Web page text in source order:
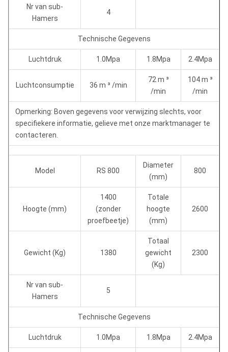
voor specifiekere informatie, gelieve met onze
marktmanager te contacteren.
Nr van sub-
Hamers
4
Technische Gegevens
Luchtdruk 1.0Mpa 1.8Mpa 2.4Mpa
Luchtconsumptie 36 m ³ /min
72 m ³
/min
104 m ³
/min
Opmerking: Boven gegevens voor verwijzing slechts, voor
specifiekere informatie, gelieve met onze marktmanager te
contacteren.
Model RS 800
Diameter
(mm)
800
Hoogte (mm)
1400
(zonder
proefbeetje)
Totale
hoogte
(mm)
2600
Gewicht (Kg) 1380
Totaal
gewicht
(Kg)
2300
Nr van sub-
Hamers
5
Technische Gegevens
Luchtdruk 1.0Mpa 1.8Mpa 2.4Mpa